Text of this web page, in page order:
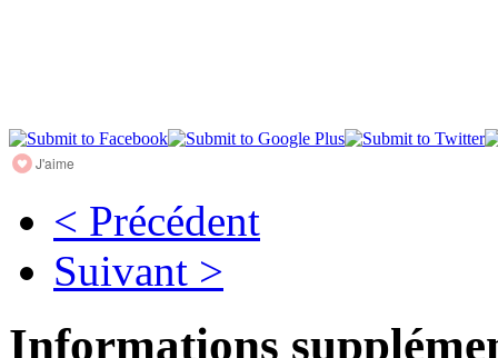
J'aime
< Précédent
Suivant >
Informations